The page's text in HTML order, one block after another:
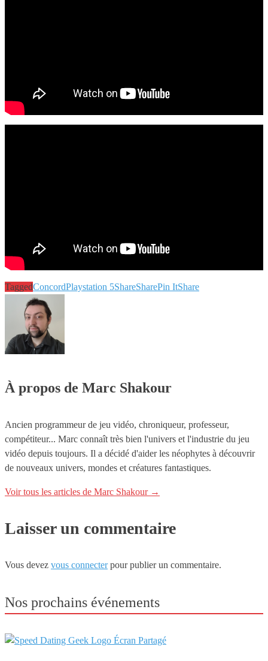
TaggedConcordPlaystation 5ShareSharePin ItShare
À propos de Marc Shakour
Ancien programmeur de jeu vidéo, chroniqueur, professeur,
compétiteur... Marc connaît très bien l'univers et l'industrie du jeu
vidéo depuis toujours. Il a décidé d'aider les néophytes à découvrir
de nouveaux univers, mondes et créatures fantastiques.
Voir tous les articles de Marc Shakour →
Laisser un commentaire
Vous devez vous connecterpour publier un commentaire.
Nos prochains événements